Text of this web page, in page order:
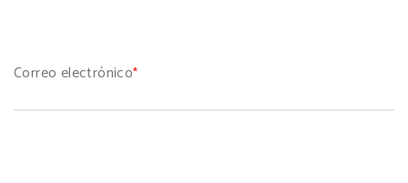
Correo electrónico*